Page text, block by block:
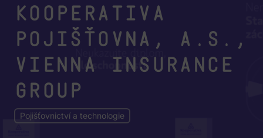
Kooperativa
pojišťovna, a.s.,
Vienna Insurance
Group
Pojišťovnictví a technologie